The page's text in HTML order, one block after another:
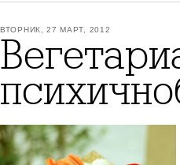
ВТОРНИК, 27 МАРТ, 2012